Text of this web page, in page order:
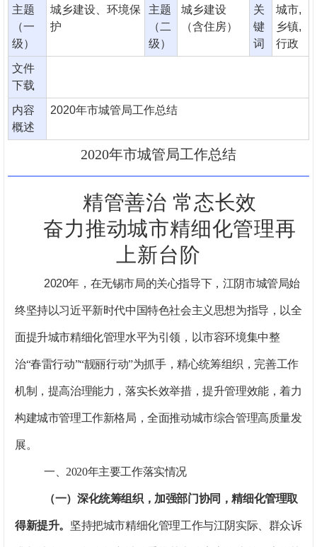
主题
（一
级）
城乡建设、环境保
护
主题
（二
级）
城乡建设
（含住房）
关
键
词
城市,
乡镇,
行政
文件
下载
内容
概述
2020年市城管局工作总结
2020年市城管局工作总结
精管善治 常态长效
奋力推动城市精细化管理再
上新台阶
2020年，在无锡市局的关心指导下，江阴市城管局始
终坚持以习近平新时代中国特色社会主义思想为指导，以全
面提升城市精细化管理水平为引领，以市容环境集中整
治“春雷行动”“靓丽行动”为抓手，精心统筹组织，完善工作
机制，提高治理能力，落实长效举措，提升管理效能，着力
构建城市管理工作新格局，全面推动城市综合管理高质量发
展。
一、2020年主要工作落实情况
（一）深化统筹组织，加强部门协同，精细化管理取
得新提升。 坚持把城市精细化管理工作与江阴实际、群众诉